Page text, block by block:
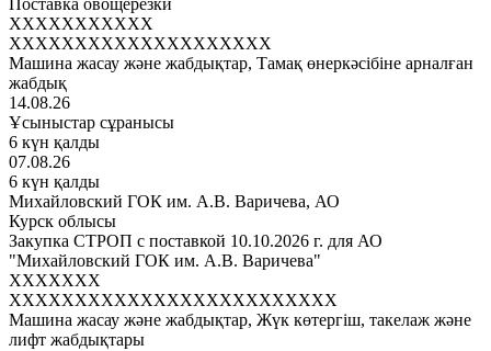
Поставка овощерезки
XXXXXXXXXXX
XXXXXXXXXXXXXXXXXXXX
Машина жасау және жабдықтар, Тамақ өнеркәсібіне арналған
жабдық
14.08.26
Ұсыныстар сұранысы
6 күн қалды
07.08.26
6 күн қалды
Михайловский ГОК им. А.В. Варичева, АО
Курск облысы
Закупка СТРОП с поставкой 10.10.2026 г. для АО
"Михайловский ГОК им. А.В. Варичева"
XXXXXXX
XXXXXXXXXXXXXXXXXXXXXXXXX
Машина жасау және жабдықтар, Жүк көтергіш, такелаж және
лифт жабдықтары